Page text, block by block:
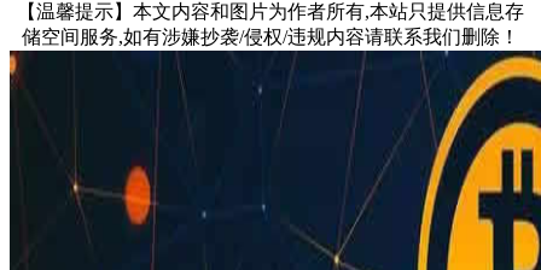
【温馨提示】本文内容和图片为作者所有,本站只提供信息存
储空间服务,如有涉嫌抄袭/侵权/违规内容请联系我们删除！